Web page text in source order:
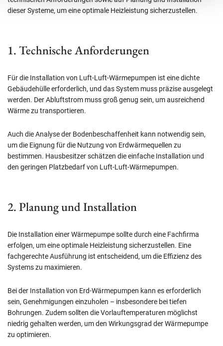
dieser Systeme, um eine optimale Heizleistung sicherzustellen.
1. Technische Anforderungen
Für die Installation von Luft-Luft-Wärmepumpen ist eine dichte
Gebäudehülle erforderlich, und das System muss präzise ausgelegt
werden. Der Abluftstrom muss groß genug sein, um ausreichend
Wärme zu transportieren.
Auch die Analyse der Bodenbeschaffenheit kann notwendig sein,
um die Eignung für die Nutzung von Erdwärmequellen zu
bestimmen. Hausbesitzer schätzen die einfache Installation und
den geringen Platzbedarf von Luft-Luft-Wärmepumpen.
2. Planung und Installation
Die Installation einer Wärmepumpe sollte durch eine Fachfirma
erfolgen, um eine optimale Heizleistung sicherzustellen. Eine
fachgerechte Ausführung ist entscheidend, um die Effizienz des
Systems zu maximieren.
Bei der Installation von Erd-Wärmepumpen kann es erforderlich
sein, Genehmigungen einzuholen – insbesondere bei tiefen
Bohrungen. Zudem sollten die Vorlauftemperaturen möglichst
niedrig gehalten werden, um den Wirkungsgrad der Wärmepumpe
zu optimieren.